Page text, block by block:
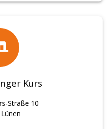
Kurs
Straße 10